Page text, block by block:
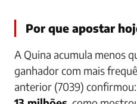
Por que apostar
A Quina acumula menos
ganhador com mais
anterior (7039) confirmou: